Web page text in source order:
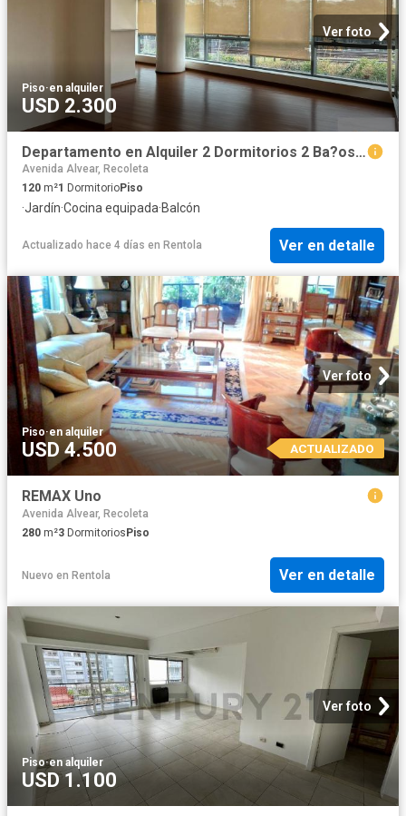
Ver foto
Piso·en alquiler
USD 2.300
Departamento en Alquiler 2 Dormitorios 2 Ba?os 120mts Palermo ? 120m?
Avenida Alvear, Recoleta
120 m²1 DormitorioPiso
·Jardín·Cocina equipada·Balcón
Actualizado hace 4 días en Rentola Ver en detalle
Ver foto
Piso·en alquiler
USD 4.500 ACTUALIZADO
REMAX Uno
Avenida Alvear, Recoleta
280 m²3 DormitoriosPiso
Nuevo en Rentola Ver en detalle
Ver foto
Piso·en alquiler
USD 1.100